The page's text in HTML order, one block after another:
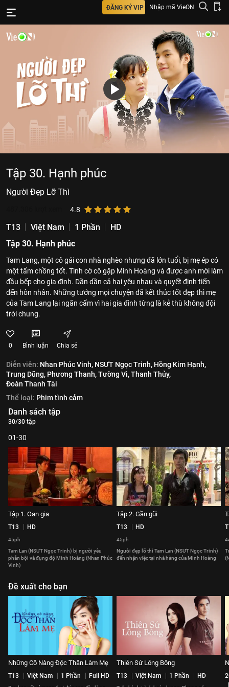
ĐĂNG KÝ VIP Nhập mã VieON
Tập 30. Hạnh phúc
Người Đẹp Lỡ Thì
4.8
T13 Việt Nam 1 Phần
HD
Tập 30. Hạnh phúc
Tam Lang, một cô gái con nhà nghèo nhưng đã lớn tuổi, bị mẹ ép có
một tấm chồng tốt. Tình cờ cô gặp Minh Hoàng và được anh mời làm
đầu bếp cho gia đình. Dần dần cả hai yêu nhau và quyết định tiến
đến hôn nhân. Những tưởng mọi chuyện đã kết thúc tốt đẹp thì mẹ
của Tam Lang lại ngăn cấm vì hai gia đình từng là kẻ thù không đội
trời chung.
0 Bình luận Chia sẻ
Diễn viên: Nhan Phúc Vinh, NSƯT Ngọc Trinh, Hồng Kim Hạnh,
Trung Dũng, Phương Thanh,Tường Vi,Thanh Thủy,
Đoàn Thanh Tài
Thể loại: Phim tình cảm
Danh sách tập
30/30 tập
01-30
Tập 1. Oan gia
T13 HD
45ph
Tam Lan (NSƯT Ngọc Trinh) bị người yêu
phản bội và đụng độ Minh Hoàng (Nhan Phúc
Vinh)
Tập 2. Gần gũi
T13 HD
45ph
Người đẹp lỡ thì Tam Lan (NSƯT Ngọc Trinh)
đến nhận việc tại nhà hàng của Minh Hoàng
Đề xuất cho bạn
Những Cô Nàng Độc Thân Làm Mẹ
T13 Việt Nam 1 Phần Full HD
Thiên Sứ Lông Bông
T13 Việt Nam 1 Phần HD